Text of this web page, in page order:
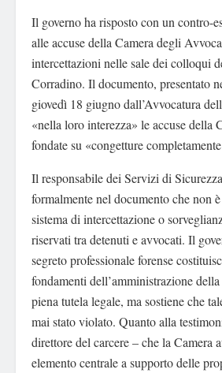
Il governo ha risposto con un contro-
alle accuse della Camera degli
intercettazioni nelle sale dei colloqui
Corradino. Il documento, presentato
giovedì 18 giugno dall’Avvocatura
«nella loro interezza» le accuse della
fondate su «congetture
Il responsabile dei Servizi di
formalmente nel documento che non
sistema di intercettazione o
riservati tra detenuti e avvocati. Il
segreto professionale forense
fondamenti dell’amministrazione
piena tutela legale, ma sostiene che
mai stato violato. Quanto alla
direttore del carcere – che la Camera
elemento centrale a supporto delle